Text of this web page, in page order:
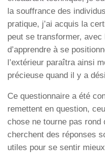
la souffrance des
pratique, j’ai acquis la
peut se transformer,
d’apprendre à se
l’extérieur paraîtra ainsi
précieuse quand il y a
Ce questionnaire a été
remettent en question,
chose ne tourne pas rond
cherchent des réponses
utiles pour se sentir